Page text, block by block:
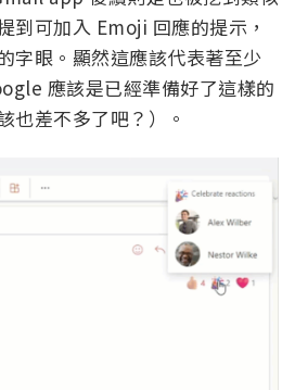
到可加入 Emoji 回應的提示，
字眼。顯然這應該代表著至少
應該是已經準備好了這樣的
也差不多了吧？）。